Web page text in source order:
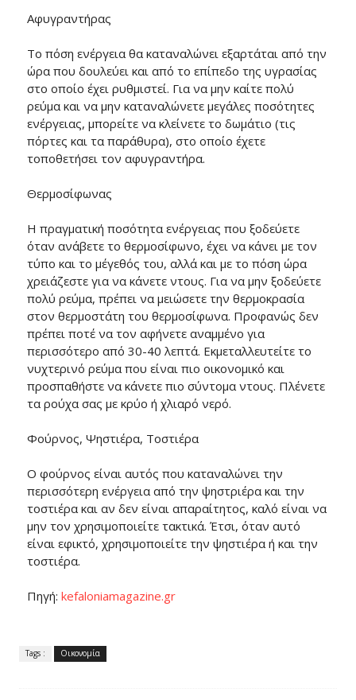
Αφυγραντήρας
Το πόση ενέργεια θα καταναλώνει εξαρτάται από την
ώρα που δουλεύει και από το επίπεδο της υγρασίας
στο οποίο έχει ρυθμιστεί. Για να μην καίτε πολύ
ρεύμα και να μην καταναλώνετε μεγάλες ποσότητες
ενέργειας, μπορείτε να κλείνετε το δωμάτιο (τις
πόρτες και τα παράθυρα), στο οποίο έχετε
τοποθετήσει τον αφυγραντήρα.
Θερμοσίφωνας
Η πραγματική ποσότητα ενέργειας που ξοδεύετε
όταν ανάβετε το θερμοσίφωνο, έχει να κάνει με τον
τύπο και το μέγεθός του, αλλά και με το πόση ώρα
χρειάζεστε για να κάνετε ντους. Για να μην ξοδεύετε
πολύ ρεύμα, πρέπει να μειώσετε την θερμοκρασία
στον θερμοστάτη του θερμοσίφωνα. Προφανώς δεν
πρέπει ποτέ να τον αφήνετε αναμμένο για
περισσότερο από 30-40 λεπτά. Εκμεταλλευτείτε το
νυχτερινό ρεύμα που είναι πιο οικονομικό και
προσπαθήστε να κάνετε πιο σύντομα ντους. Πλένετε
τα ρούχα σας με κρύο ή χλιαρό νερό.
Φούρνος, Ψηστιέρα, Τοστιέρα
Ο φούρνος είναι αυτός που καταναλώνει την
περισσότερη ενέργεια από την ψηστριέρα και την
τοστιέρα και αν δεν είναι απαραίτητος, καλό είναι να
μην τον χρησιμοποιείτε τακτικά. Έτσι, όταν αυτό
είναι εφικτό, χρησιμοποιείτε την ψηστιέρα ή και την
τοστιέρα.
Πηγή: kefaloniamagazine.gr
Tags : Οικονομία